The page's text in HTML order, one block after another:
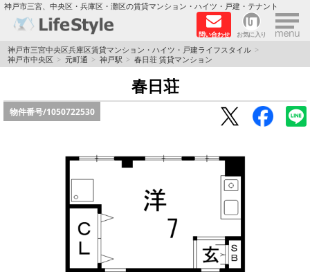
神戸市三宮、中央区・兵庫区・灘区の賃貸マンション・ハイツ・戸建・テナント
問い合わせ お気に入り ×
TOPページ
神戸の単身向けマンション特集
新築物件
リノベーション物件
神戸市三宮中央区兵庫区賃貸マンション・ハイツ・戸建ライフスタイル
神戸市中央区
元町通 神戸駅 春日荘 賃貸マンション
春日荘
物件番号/1050722530